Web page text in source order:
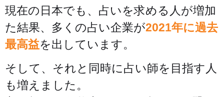
現在の日本でも、占いを求める人が増加
た結果、多くの占い企業が2021年に過去
最高益を出しています。
そして、それと同時に占い師を目指す人
も増えました。